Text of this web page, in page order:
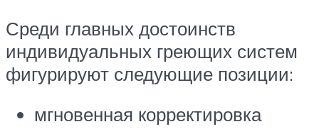
Среди главных достоинств
индивидуальных греющих систем
фигурируют следующие позиции:
мгновенная корректировка